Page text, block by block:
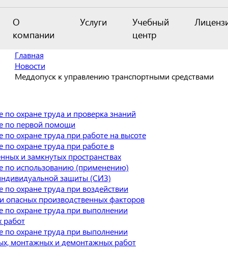
О
компании
Услуги
Учебный
центр
Главная
Новости
Меддопуск к управлению транспортными средствами
по охране труда и проверка знаний
по первой помощи
по охране труда при работе на высоте
по охране труда при работе в
и замкнутых пространствах
по использованию (применению)
защиты (СИЗ)
по охране труда при воздействии
опасных производственных факторов
по охране труда при выполнении
работ
по охране труда при выполнении
монтажных и демонтажных работ